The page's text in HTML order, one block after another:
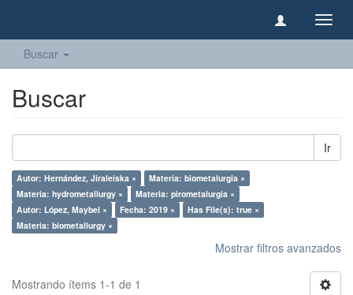
Buscar
Buscar
Ir
Autor: Hernández, Jiraleiska ×
Materia: biometalurgia ×
Materia: hydrometallurgy ×
Materia: pirometalurgia ×
Autor: López, Maybel ×
Fecha: 2019 ×
Has File(s): true ×
Materia: biometallurgy ×
Mostrar filtros avanzados
Mostrando ítems 1-1 de 1